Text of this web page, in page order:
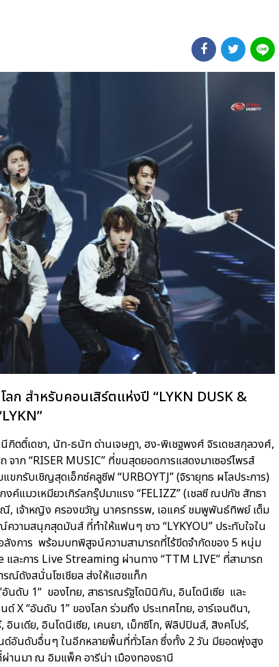
สำหรับคอนเสิร์ตแห่งปี “LYKN DUSK &
ตติ์เดชา, นัท-ธนัท ด่านเจษฎา, ฮง-พิเชฐพงศ์ จิรเดชสกุลวงศ์,
าก “RISER MUSIC” ที่ขนสุดยอดการแสดงมาเซอร์ไพรส์
กรับเชิญสุดเอ็กซ์คลูซีฟ “URBOYTJ” (จิรายุทธ ผโลประการ)
งค์แมวเหมียวเกิร์ลกรุ๊ปมาแรง “FELIZZ” (เชลซี ณปภัช สัทธา
เจ้าหญิง ครองขวัญ นาครทรรพ, เอแคร์ ชมพูพันธ์ทิพย์ เต็ม
วามสนุกสุดมันส์ ที่ทำให้แฟนๆ ชาว “LYKYOU” ประทับใจใน
งการ พร้อมบทพิสูจน์ความสามารถที่ไร้ขีดจำกัดของ 5 หนุ่ม
ละการ Live Streaming ผ่านทาง “TTM LIVE” ที่สามารถ
รณ์ดังสนั่นโซเชียล ส่งให้แฮชแท็ก
ดับ 1“ ของไทย, สาธารณรัฐโดมินิกัน, อินโดนีเซีย และ
X “อันดับ 1” ของโลก ร่วมถึง ประเทศไทย, อาร์เจนตินา,
อินเดีย, อินโดนีเซีย, เคนยา, เม็กซิโก, ฟิลิปปินส์, สิงคโปร์,
นด์อันดับอื่นๆ ในอีกหลายพื้นที่ทั่วโลก ซึ่งทั้ง 2 วัน มียอดพุ่งสูง
านมา ณ อิมแพ็ค อารีน่า เมืองทองธานี